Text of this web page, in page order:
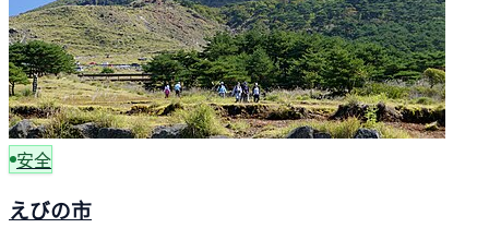
安全
えびの市